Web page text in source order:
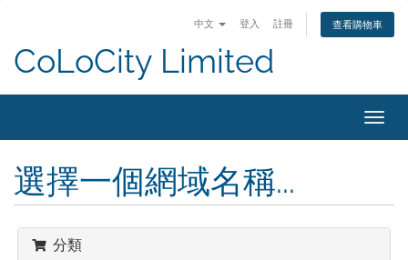
中文 登入 註冊 查看購物車
CoLoCity Limited
選擇一個網域名稱...
分類